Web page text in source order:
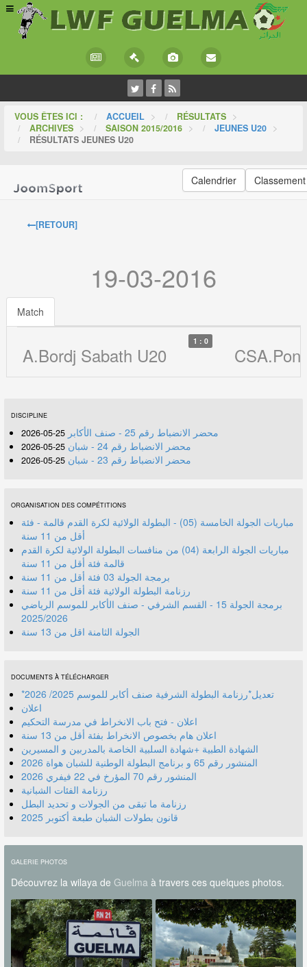
VOUS ÊTES ICI : ACCUEIL > RÉSULTATS >
ARCHIVES > SAISON 2015/2016 > JEUNES U20 >
RÉSULTATS JEUNES U20
Calendrier Classement
[RETOUR]
19-03-2016
Match
A.Bordj Sabath U20
1 : 0
DISCIPLINE
محضر الانضباط رقم 25 - صنف الأكابر 25-05-2026
محضر الانضباط رقم 24 - شبان 25-05-2026
محضر الانضباط رقم 23 - شبان 25-05-2026
ORGANISATION DES COMPÉTITIONS
مباريات الجولة الخامسة (05) - البطولة الولائية لكرة القدم قالمة - فئة
أقل من 11 سنة
مباريات الجولة الرابعة (04) من منافسات البطولة الولائية لكرة القدم
قالمة فئة أقل من 11 سنة
برمجة الجولة 03 فئة أقل من 11 سنة
رزنامة البطولة الولائية فئة أقل من 11 سنة
برمجة الجولة 15 - القسم الشرفي - صنف الأكابر للموسم الرياضي
2025/2026
الجولة الثامنة اقل من 13 سنة
DOCUMENTS À TÉLÉCHARGER
*تعديل*رزنامة البطولة الشرفية صنف أكابر للموسم 2025/ 2026
اعلان
اعلان - فتح باب الانخراط في مدرسة التحكيم
اعلان هام بخصوص الانخراط بفئة أقل من 13 سنة
الشهادة الطبية +شهادة السلبية الخاصة بالمدربين و المسيرين
المنشور رقم 70 المؤرخ في 22 فيفري 2026
رزنامة الفئات الشبانية
رزنامة ما تبقى من الجولات و تحديد البطل
قانون بطولات الشبان طبعة أكتوبر 2025
GALERIE PHOTOS
Découvrez la wilaya de Guelmaà travers ces quelques photos.